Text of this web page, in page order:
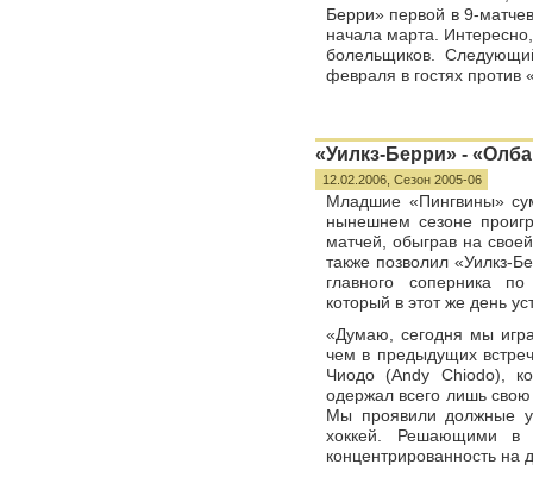
Берри» первой в 9-
начала марта.
болельщиков.
февраля в гостях против
«Уилкз-Берри» -
12.02.2006, Сезон 2005-06
Младшие «Пингвины»
нынешнем сезоне
матчей, обыграв на
также позволил «Уилкз-
главного соперника
который в этот же день
«Думаю, сегодня мы
чем в предыдущих
Чиодо (Andy Chiodo),
одержал всего лишь
Мы проявили должные
хоккей. Решающими в
концентрированность на